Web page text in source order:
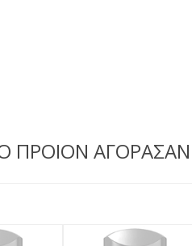
ΠΡΟΙΟΝ ΑΓΟΡΑΣΑΝ